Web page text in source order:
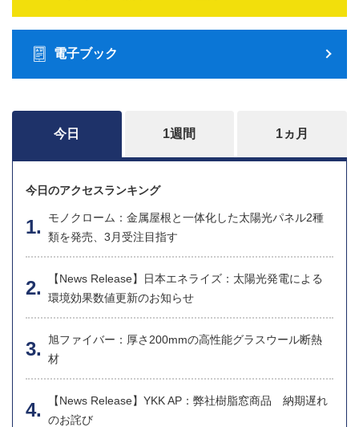
電子ブック
今日 1週間 1ヵ月
今日のアクセスランキング
モノクローム：金属屋根と一体化した太陽光パネル2種
類を発売、3月受注目指す
【News Release】日本エネライズ：太陽光発電による
環境効果数値更新のお知らせ
旭ファイバー：厚さ200mmの高性能グラスウール断熱
材
【News Release】YKK AP：弊社樹脂窓商品 納期遅れ
のお詫び